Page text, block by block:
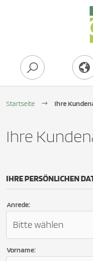
Startseite Ihre
Ihre
IHRE PERSÖNLICHEN
Anrede:
Bitte wählen
Vorname: